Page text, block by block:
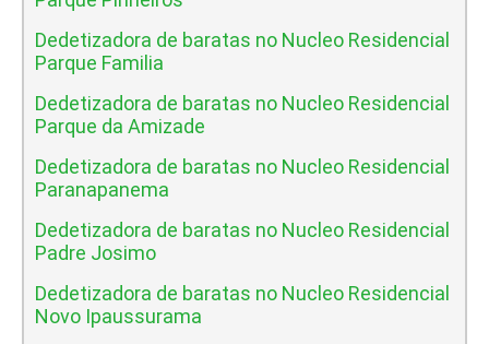
Dedetizadora de baratas no Nucleo Residencial
Parque Familia
Dedetizadora de baratas no Nucleo Residencial
Parque da Amizade
Dedetizadora de baratas no Nucleo Residencial
Paranapanema
Dedetizadora de baratas no Nucleo Residencial
Padre Josimo
Dedetizadora de baratas no Nucleo Residencial
Novo Ipaussurama